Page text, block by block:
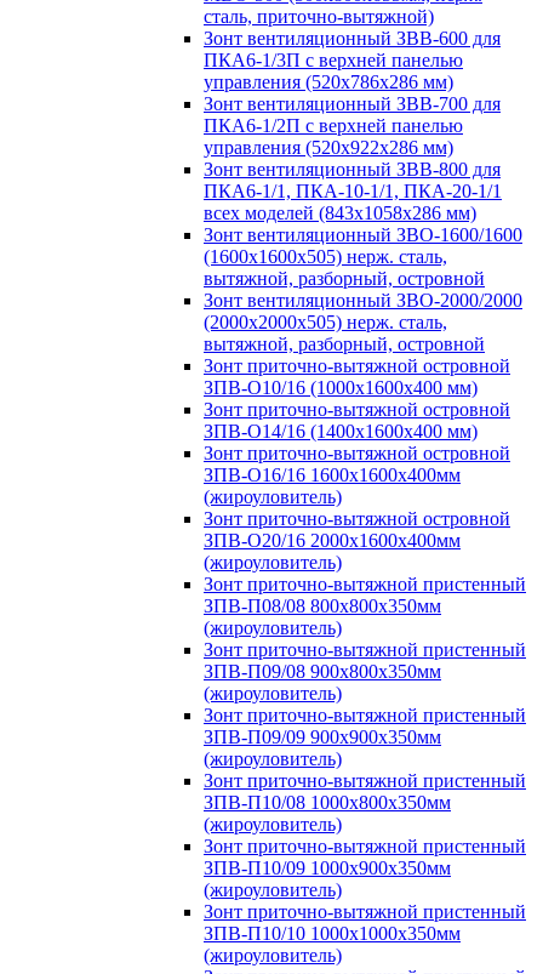
сталь, приточно-вытяжной)
Зонт вентиляционный ЗВВ-600 для
ПКА6-1/3П с верхней панелью
управления (520х786х286 мм)
Зонт вентиляционный ЗВВ-700 для
ПКА6-1/2П с верхней панелью
управления (520х922х286 мм)
Зонт вентиляционный ЗВВ-800 для
ПКА6-1/1, ПКА-10-1/1, ПКА-20-1/1
всех моделей (843х1058х286 мм)
Зонт вентиляционный ЗВО-1600/1600
(1600х1600х505) нерж. сталь,
вытяжной, разборный, островной
Зонт вентиляционный ЗВО-2000/2000
(2000х2000х505) нерж. сталь,
вытяжной, разборный, островной
Зонт приточно-вытяжной островной
ЗПВ-О10/16 (1000х1600х400 мм)
Зонт приточно-вытяжной островной
ЗПВ-О14/16 (1400х1600х400 мм)
Зонт приточно-вытяжной островной
ЗПВ-О16/16 1600х1600х400мм
(жироуловитель)
Зонт приточно-вытяжной островной
ЗПВ-О20/16 2000х1600х400мм
(жироуловитель)
Зонт приточно-вытяжной пристенный
ЗПВ-П08/08 800х800х350мм
(жироуловитель)
Зонт приточно-вытяжной пристенный
ЗПВ-П09/08 900х800х350мм
(жироуловитель)
Зонт приточно-вытяжной пристенный
ЗПВ-П09/09 900х900х350мм
(жироуловитель)
Зонт приточно-вытяжной пристенный
ЗПВ-П10/08 1000х800х350мм
(жироуловитель)
Зонт приточно-вытяжной пристенный
ЗПВ-П10/09 1000х900х350мм
(жироуловитель)
Зонт приточно-вытяжной пристенный
ЗПВ-П10/10 1000х1000х350мм
(жироуловитель)